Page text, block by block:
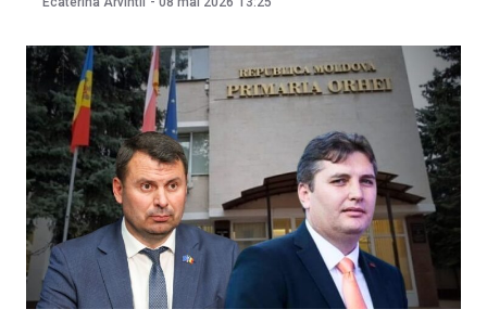
primar al municipiului Orhei. Declarația a fost făcută pentru